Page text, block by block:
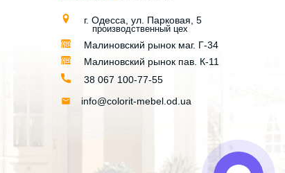
г. Одесса, ул. Парковая, 5
производственный цех
Малиновский рынок маг. Г-34
Малиновский рынок пав. К-11
38 067 100-77-55
info@colorit-mebel.od.ua